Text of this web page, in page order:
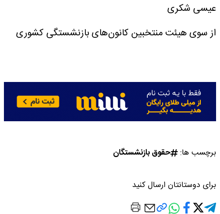
عیسی شکری
از سوی هیئت منتخبین کانون‌های بازنشستگی کشوری
برچسب ها: حقوق بازنشستگان
برای دوستانتان ارسال کنید